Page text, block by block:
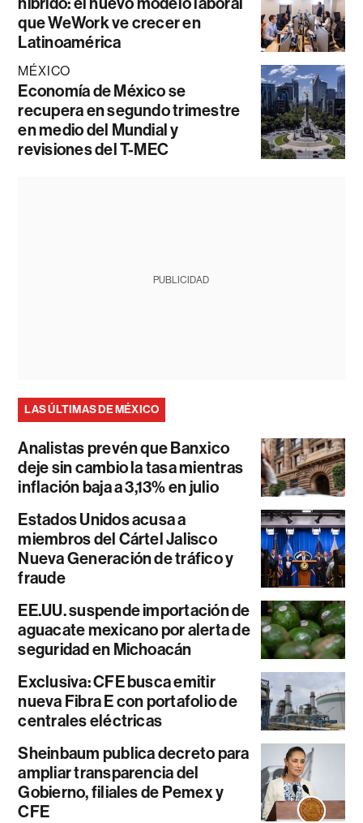
que WeWork ve crecer en
Latinoamérica
MÉXICO
Economía de México se
recupera en segundo trimestre
en medio del Mundial y
revisiones del T-MEC
PUBLICIDAD
LAS ÚLTIMAS DE MÉXICO
Analistas prevén que Banxico
deje sin cambio la tasa mientras
inflación baja a 3,13% en julio
Estados Unidos acusa a
miembros del Cártel Jalisco
Nueva Generación de tráfico y
fraude
EE.UU. suspende importación de
aguacate mexicano por alerta de
seguridad en Michoacán
Exclusiva: CFE busca emitir
nueva Fibra E con portafolio de
centrales eléctricas
Sheinbaum publica decreto para
ampliar transparencia del
Gobierno, filiales de Pemex y
CFE